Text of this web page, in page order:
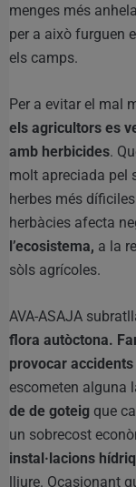
menges més
per a això furguen
els camps.
Per a evitar el mal
els agricultors es
amb herbicides.
molt apreciada pel
herbes més
herbàcies afecta
l’ecosistema, a la
sòls agrícoles.
AVA-ASAJA
flora autòctona.
provocar
escometen alguna
de de goteig que
un sobrecost
instal·lacions
lliure. Ocasionant